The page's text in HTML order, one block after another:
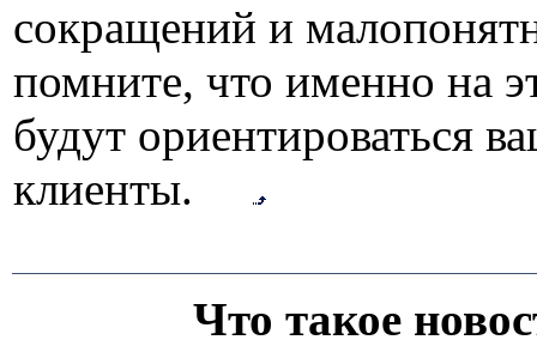
сокращений и
помните, что именно на
будут ориентироваться
клиенты.
Что такое